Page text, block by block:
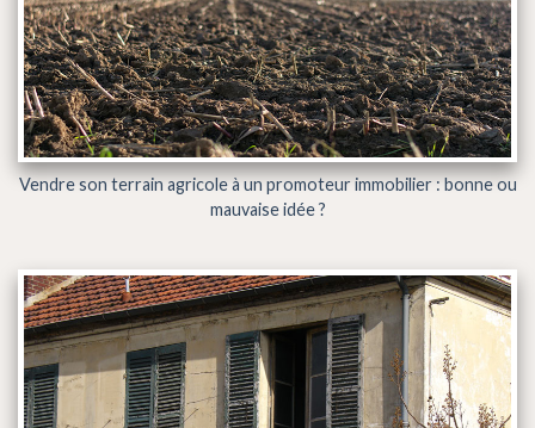
Vendre son terrain agricole à un promoteur immobilier : bonne ou
mauvaise idée ?